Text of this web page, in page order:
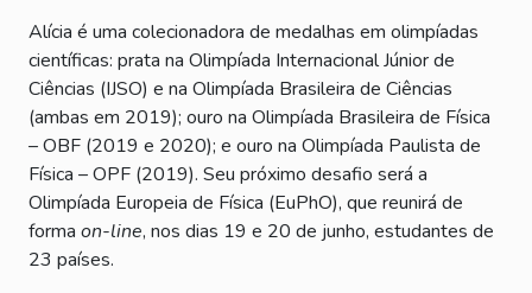
Alícia é uma colecionadora de medalhas em olimpíadas
científicas: prata na Olimpíada Internacional Júnior de
Ciências (IJSO) e na Olimpíada Brasileira de Ciências
(ambas em 2019); ouro na Olimpíada Brasileira de Física
– OBF (2019 e 2020); e ouro na Olimpíada Paulista de
Física – OPF (2019). Seu próximo desafio será a
Olimpíada Europeia de Física (EuPhO), que reunirá de
forma on-line, nos dias 19 e 20 de junho, estudantes de
23 países.